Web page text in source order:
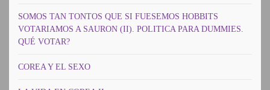
SOMOS TAN TONTOS QUE SI FUESEMOS HOBBITS
VOTARIAMOS A SAURON (II). POLITICA PARA DUMMIES.
QUÉ VOTAR?
COREA Y EL SEXO